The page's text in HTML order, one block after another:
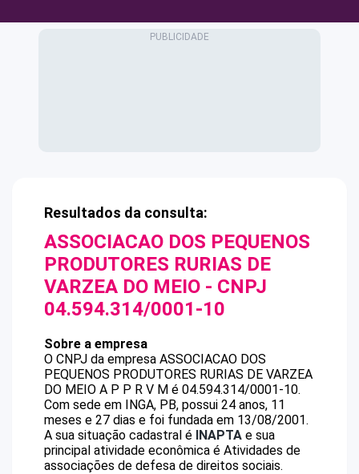
Resultados da consulta:
ASSOCIACAO DOS PEQUENOS
PRODUTORES RURIAS DE
VARZEA DO MEIO - CNPJ
04.594.314/0001-10
Sobre a empresa
O CNPJ da empresa ASSOCIACAO DOS
PEQUENOS PRODUTORES RURIAS DE VARZEA
DO MEIO A P P R V M é 04.594.314/0001-10.
Com sede em INGA, PB, possui 24 anos, 11
meses e 27 dias e foi fundada em 13/08/2001.
A sua situação cadastral é INAPTA e sua
principal atividade econômica é Atividades de
associações de defesa de direitos sociais.